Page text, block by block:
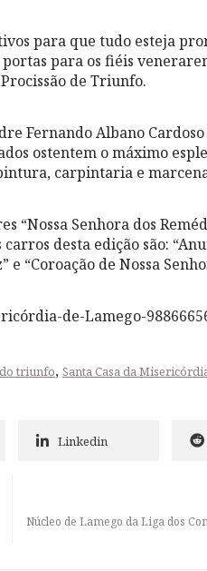
para que tudo esteja
para os fiéis
de Triunfo.
Fernando Albano
ostentem o máximo
carpintaria e
“Nossa Senhora dos
desta edição são:
e “Coroação de Nossa
de-Lamego-
triunfo, Santa Casa da
Linkedin
Núcleo de Lamego da Liga dos